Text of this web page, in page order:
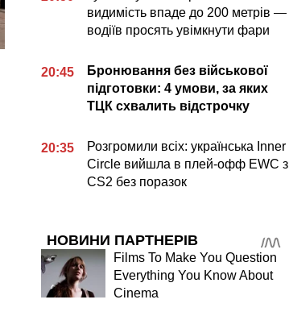
видимість впаде до 200 метрів —
водіїв просять увімкнути фари
20:45
Бронювання без військової
підготовки: 4 умови, за яких
ТЦК схвалить відстрочку
20:35
Розгромили всіх: українська Inner
Circle вийшла в плей-офф EWC з
CS2 без поразок
НОВИНИ ПАРТНЕРІВ
Films To Make You Question
Everything You Know About
Cinema